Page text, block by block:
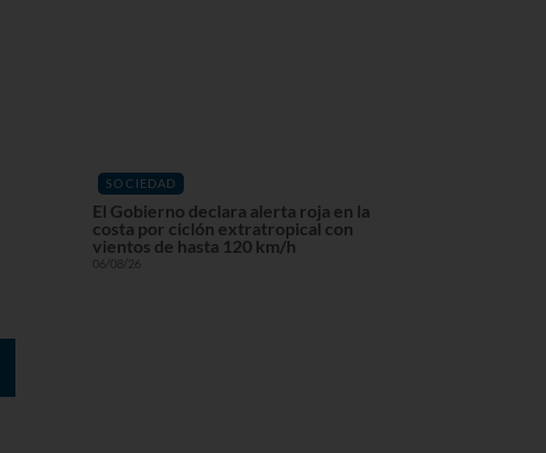
SOCIEDAD
El Gobierno declara alerta roja en la
costa por ciclón extratropical con
vientos de hasta 120 km/h
06/08/26